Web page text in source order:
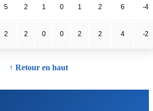
5 2 1 0 1 2 6 -4
2 2 0 0 2 2 4 -2
↑ Retour en haut